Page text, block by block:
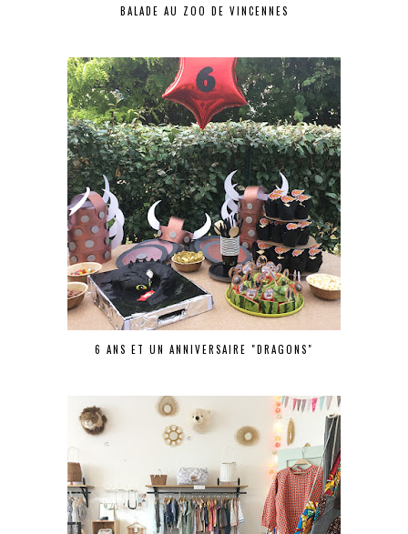
BALADE AU ZOO DE VINCENNES
6 ANS ET UN ANNIVERSAIRE "DRAGONS"